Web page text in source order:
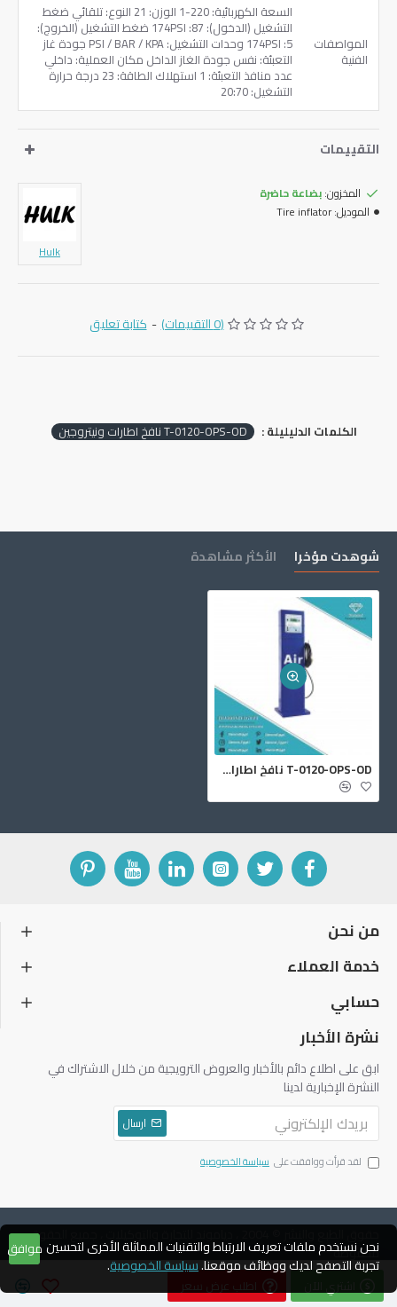
المواصفات
الفنية
السعة الكهربائية: 220-1 الوزن: 21 النوع: تلقائي ضغط
التشغيل (الدخول): 87: 174PSI ضغط التشغيل (الخروج):
5: 174PSI وحدات التشغيل: PSI / BAR / KPA جودة غاز
التعبئة: نفس جودة الغاز الداخل مكان العملية: داخلي
عدد منافذ التعبئة: 1 استهلاك الطاقة: 23 درجة حرارة
التشغيل: 20:70
التقييمات
المخزون:بضاعة حاضرة
الموديل:Tire inflator
Hulk
(0 التقييمات) - كتابة تعليق
اطلب عرض سعر
الكلمات الدليليلة : T-0120-OPS-OD نافخ اطارات ونيتروجين
شوهدت مؤخرا الأكثر مشاهدة
T-0120-OPS-OD نافخ اطارات ونيتروجين
من نحن
خدمة العملاء
حسابي
نشرة الأخبار
ابق على اطلاع دائم بالأخبار والعروض الترويجية من خلال الاشتراك في
النشرة الإخبارية لدينا
ارسال
لقد قرأت ووافقت على سياسة الخصوصية
حقوق الطبع والنشر © 2004 ، دياموند للتجارة والتوكيلات ، جميع الحقوق
محفوظة
موافق نحن نستخدم ملفات تعريف الارتباط والتقنيات المماثلة الأخرى لتحسين
تجربة التصفح لديك ووظائف موقعنا.سياسة الخصوصية.